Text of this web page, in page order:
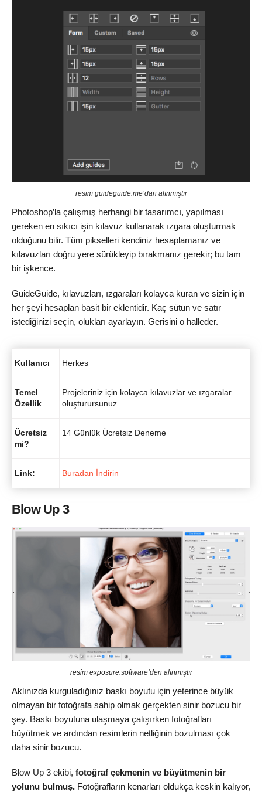
resim guideguide.me’dan alınmıştır
Photoshop’la çalışmış herhangi bir tasarımcı, yapılması
gereken en sıkıcı işin kılavuz kullanarak ızgara oluşturmak
olduğunu bilir. Tüm pikselleri kendiniz hesaplamanız ve
kılavuzları doğru yere sürükleyip bırakmanız gerekir; bu tam
bir işkence.
GuideGuide, kılavuzları, ızgaraları kolayca kuran ve sizin için
her şeyi hesaplan basit bir eklentidir. Kaç sütun ve satır
istediğinizi seçin, olukları ayarlayın. Gerisini o halleder.
Kullanıcı Herkes
Temel
Özellik
Projeleriniz için kolayca kılavuzlar ve ızgaralar
oluşturursunuz
Ücretsiz
mi?
14 Günlük Ücretsiz Deneme
Link: Buradan İndirin
Blow Up 3
resim exposure.software’den alınmıştır
Aklınızda kurguladığınız baskı boyutu için yeterince büyük
olmayan bir fotoğrafa sahip olmak gerçekten sinir bozucu bir
şey. Baskı boyutuna ulaşmaya çalışırken fotoğrafları
büyütmek ve ardından resimlerin netliğinin bozulması çok
daha sinir bozucu.
Blow Up 3 ekibi, fotoğraf çekmenin ve büyütmenin bir
yolunu bulmuş. Fotoğrafların kenarları oldukça keskin kalıyor,